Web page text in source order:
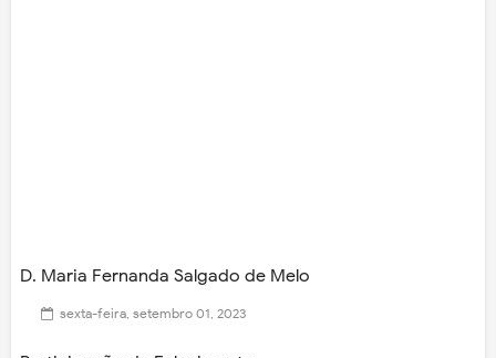
D. Maria Fernanda Salgado de Melo
sexta-feira, setembro 01, 2023